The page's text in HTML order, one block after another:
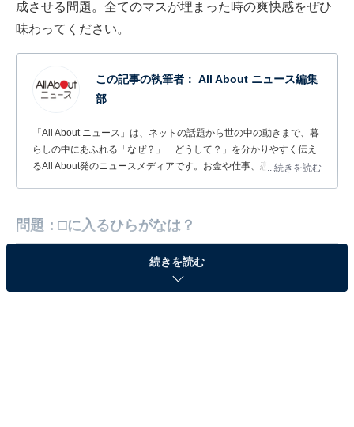
成させる問題。全てのマスが埋まった時の爽快感をぜひ
味わってください。
この記事の執筆者： All About ニュース編集
部
「All About ニュース」は、ネットの話題から世の中の動きまで、暮
らしの中にあふれる「なぜ？」「どうして？」を分かりやすく伝え
るAll About発のニュースメディアです。お金や仕事、恋愛、ITに関
...続きを読む
問題：□に入るひらがなは？
続きを読む